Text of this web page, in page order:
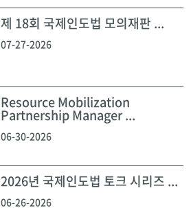
제 18회 국제인도법 모의재판 ...
07-27-2026
Resource Mobilization
Partnership Manager ...
06-30-2026
2026년 국제인도법 토크 시리즈 ...
06-26-2026